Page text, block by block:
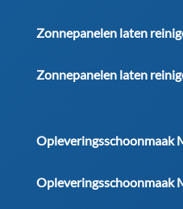
Zonnepanelen laten
Zonnepanelen laten
Opleveringsschoonmaak
Opleveringsschoonmaak